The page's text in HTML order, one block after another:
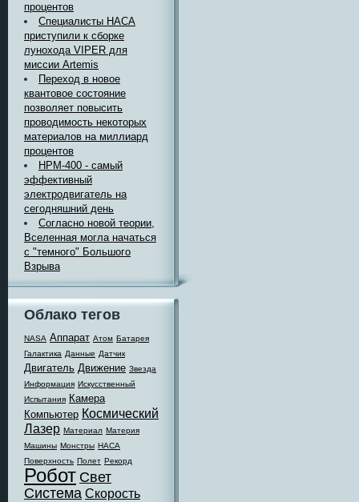
процентов
Специалисты НАСА
приступили к сборке
лунохода VIPER для
миссии Artemis
Переход в новое
квантовое состояние
позволяет повысить
проводимость некоторых
материалов на миллиард
процентов
HPM-400 - самый
эффективный
электродвигатель на
сегодняшний день
Согласно новой теории,
Вселенная могла начаться
с "темного" Большого
Взрыва
Облако тегов
NASA Аппарат Атом Батарея
Галактика Данные Датчик
Двигатель Движение Звезда
Информация Искусственный
Испытания Камера
Компьютер Космический
Лазер Материал Материя
Машины Монстры НАСА
Поверхность Полет Рекорд
Робот Свет
Система Скорость